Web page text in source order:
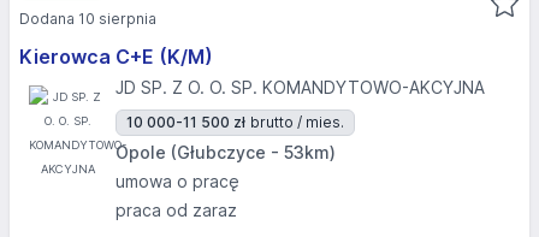
Kierowca C+E (K/M)
JD SP. Z O. O. SP. KOMANDYTOWO-AKCYJNA
10 000-11 500 zł brutto / mies.
Opole (Głubczyce - 53km)
umowa o pracę
praca od zaraz
Dodana 10 sierpnia